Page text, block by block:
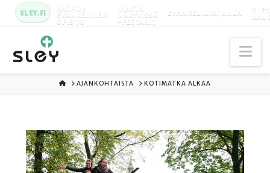
SLEY.FI KARKUN
EVANKELINEN
OPISTO
MAATA
NÄKYVISSÄ
-FESTARIT
EVANKELIUMIJUHLA
ETUSIVU
AJANKOHTAISTA KOTIMATKA ALKAA